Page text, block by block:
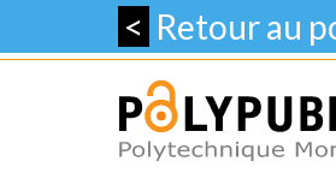
< Retour au